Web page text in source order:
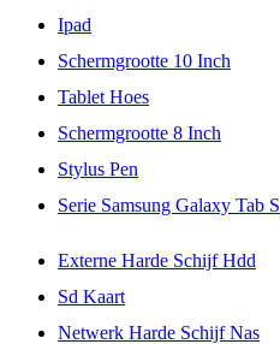
Ipad
Schermgrootte 10 Inch
Tablet Hoes
Schermgrootte 8 Inch
Stylus Pen
Serie Samsung Galaxy Tab S
Externe Harde Schijf Hdd
Sd Kaart
Netwerk Harde Schijf Nas